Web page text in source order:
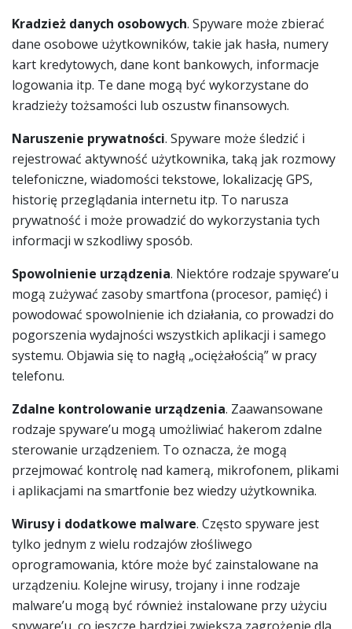
Kradzież danych osobowych. Spyware może zbierać
dane osobowe użytkowników, takie jak hasła, numery
kart kredytowych, dane kont bankowych, informacje
logowania itp. Te dane mogą być wykorzystane do
kradzieży tożsamości lub oszustw finansowych.
Naruszenie prywatności. Spyware może śledzić i
rejestrować aktywność użytkownika, taką jak rozmowy
telefoniczne, wiadomości tekstowe, lokalizację GPS,
historię przeglądania internetu itp. To narusza
prywatność i może prowadzić do wykorzystania tych
informacji w szkodliwy sposób.
Spowolnienie urządzenia. Niektóre rodzaje spyware’u
mogą zużywać zasoby smartfona (procesor, pamięć) i
powodować spowolnienie ich działania, co prowadzi do
pogorszenia wydajności wszystkich aplikacji i samego
systemu. Objawia się to nagłą „ociężałością” w pracy
telefonu.
Zdalne kontrolowanie urządzenia. Zaawansowane
rodzaje spyware’u mogą umożliwiać hakerom zdalne
sterowanie urządzeniem. To oznacza, że mogą
przejmować kontrolę nad kamerą, mikrofonem, plikami
i aplikacjami na smartfonie bez wiedzy użytkownika.
Wirusy i dodatkowe malware. Często spyware jest
tylko jednym z wielu rodzajów złośliwego
oprogramowania, które może być zainstalowane na
urządzeniu. Kolejne wirusy, trojany i inne rodzaje
malware’u mogą być również instalowane przy użyciu